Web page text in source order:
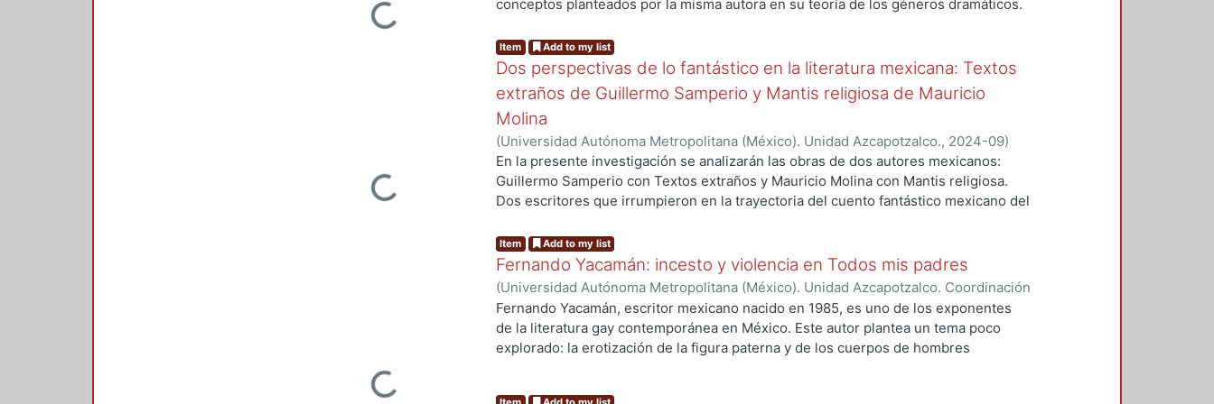
cultural en el cual se enmarca el poema de Rivas.
conceptos planteados por la misma autora en su teoría de los géneros dramáticos.
clasificación de un texto en particular. Consecuentemente, el objetivo central será
reafirmar, tanto la utilidad de la taxonomía de géneros propuesta por Hernández,
así como la solidez de su pieza dramática en cuanto a estructura, propuesta
estética y pertinencia temática.
Loading...
Item Add to my list
Dos perspectivas de lo fantástico en la literatura mexicana: Textos
extraños de Guillermo Samperio y Mantis religiosa de Mauricio
Molina
(Universidad Autónoma Metropolitana (México). Unidad Azcapotzalco., 2024-09)
Fabián Pérez, Éder Élber
En la presente investigación se analizarán las obras de dos autores mexicanos:
Guillermo Samperio con Textos extraños y Mauricio Molina con Mantis religiosa.
Dos escritores que irrumpieron en la trayectoria del cuento fantástico mexicano del
la teoría de Jaime Alazraki sobre lo Neofantástico para las narraciones de
Samperio, y el ensayo de lo fantástico de Roger Caillois para las historias de
Molina, pues las obras de los autores mexicanos propician el diálogo con las
fórmulas establecidas por los investigadores. Considerando lo anterior, la siguiente
indagación quedaría constituida en cuatro secciones. En la primera, se hace un
breve acercamiento a la vida y obra de Guillermo Samperio. En la segunda; se
presentan los elementos que integran la teoría de Jaime Alazraki, a la par del
tercera parte del escrito, se realiza una mínima exploración de la obra de Mauricio
Loading...
Item Add to my list
Fernando Yacamán: incesto y violencia en Todos mis padres
(Universidad Autónoma Metropolitana (México). Unidad Azcapotzalco. Coordinación
de Servicios de Información. ,2024-10 )Nicasio Álvarez, Israel
Fernando Yacamán, escritor mexicano nacido en 1985, es uno de los exponentes
de la literatura gay contemporánea en México. Este autor plantea un tema poco
explorado: la erotización de la figura paterna y de los cuerpos de hombres